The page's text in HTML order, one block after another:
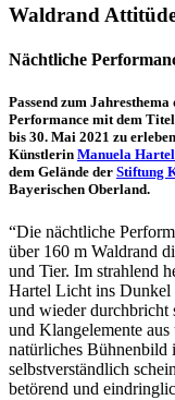
Waldrand
Nächtliche
Passend zum
Performance mit dem
bis 30. Mai 2021 zu
Künstlerin Manuela Hartel
dem Gelände der Stiftung
Bayerischen Oberland.
“Die nächtliche
über 160 m Waldrand
und Tier. Im strahlend
Hartel Licht ins Dunkel
und wieder durchbricht
und Klangelemente
natürliches Bühnenbild
selbstverständlich
betörend und